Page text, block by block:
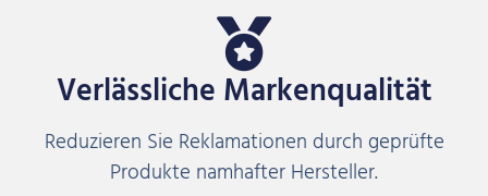
Verlässliche Markenqualität
Reduzieren Sie Reklamationen durch geprüfte
Produkte namhafter Hersteller.